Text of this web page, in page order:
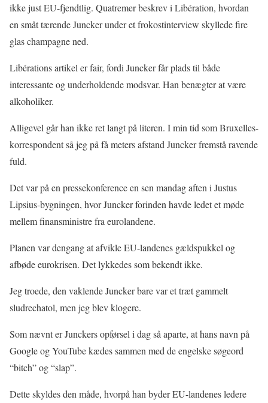
ikke just EU-fjendtlig. Quatremer beskrev i Libération, hvordan
en småt tærende Juncker under et frokostinterview skyllede fire
glas champagne ned.
Libérations artikel er fair, fordi Juncker får plads til både
interessante og underholdende modsvar. Han benægter at være
alkoholiker.
Alligevel går han ikke ret langt på literen. I min tid som Bruxelles-
korrespondent så jeg på få meters afstand Juncker fremstå ravende
fuld.
Det var på en pressekonference en sen mandag aften i Justus
Lipsius-bygningen, hvor Juncker forinden havde ledet et møde
mellem finansministre fra eurolandene.
Planen var dengang at afvikle EU-landenes gældspukkel og
afbøde eurokrisen. Det lykkedes som bekendt ikke.
Jeg troede, den vaklende Juncker bare var et træt gammelt
sludrechatol, men jeg blev klogere.
Som nævnt er Junckers opførsel i dag så aparte, at hans navn på
Google og YouTube kædes sammen med de engelske søgeord
“bitch” og “slap”.
Dette skyldes den måde, hvorpå han byder EU-landenes ledere